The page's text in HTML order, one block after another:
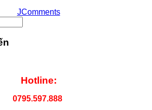
JComments
Hotline:
0795.597.888